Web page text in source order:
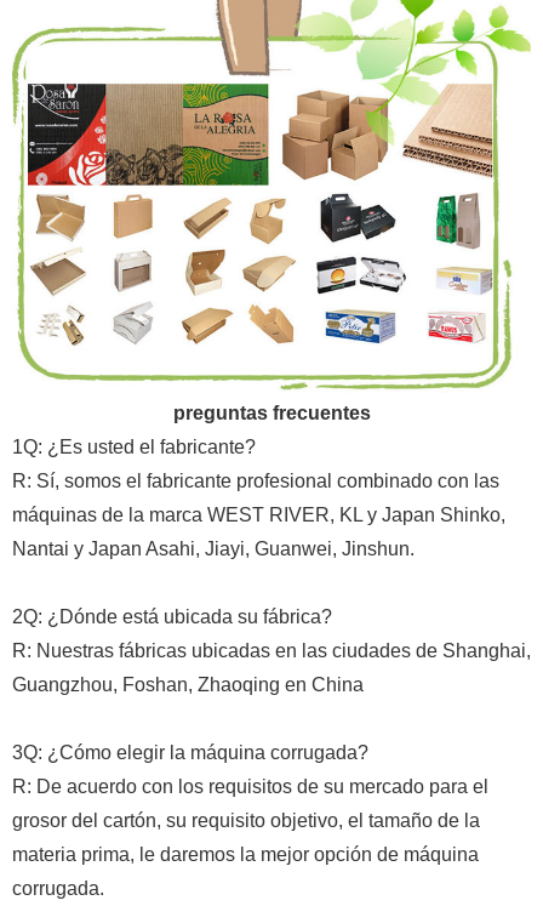
preguntas frecuentes
1Q: ¿Es usted el fabricante?
R: Sí, somos el fabricante profesional combinado con las
máquinas de la marca WEST RIVER, KL y Japan Shinko,
Nantai y Japan Asahi, Jiayi, Guanwei, Jinshun.
2Q: ¿Dónde está ubicada su fábrica?
R: Nuestras fábricas ubicadas en las ciudades de Shanghai,
Guangzhou, Foshan, Zhaoqing en China
3Q: ¿Cómo elegir la máquina corrugada?
R: De acuerdo con los requisitos de su mercado para el
grosor del cartón, su requisito objetivo, el tamaño de la
materia prima, le daremos la mejor opción de máquina
corrugada.